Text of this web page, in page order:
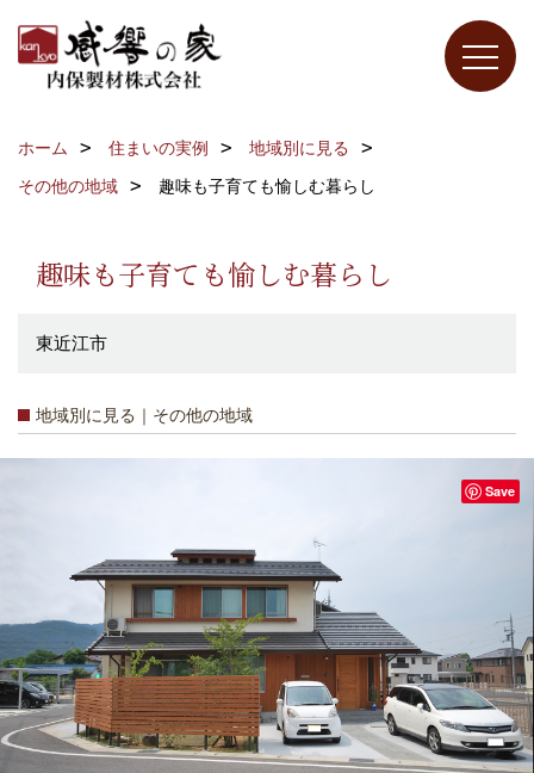
ホーム 住まいの実例
地域別に見る
その他の地域
趣味も子育ても愉しむ暮らし
趣味も子育ても愉しむ暮らし
東近江市
地域別に見る｜その他の地域
Save